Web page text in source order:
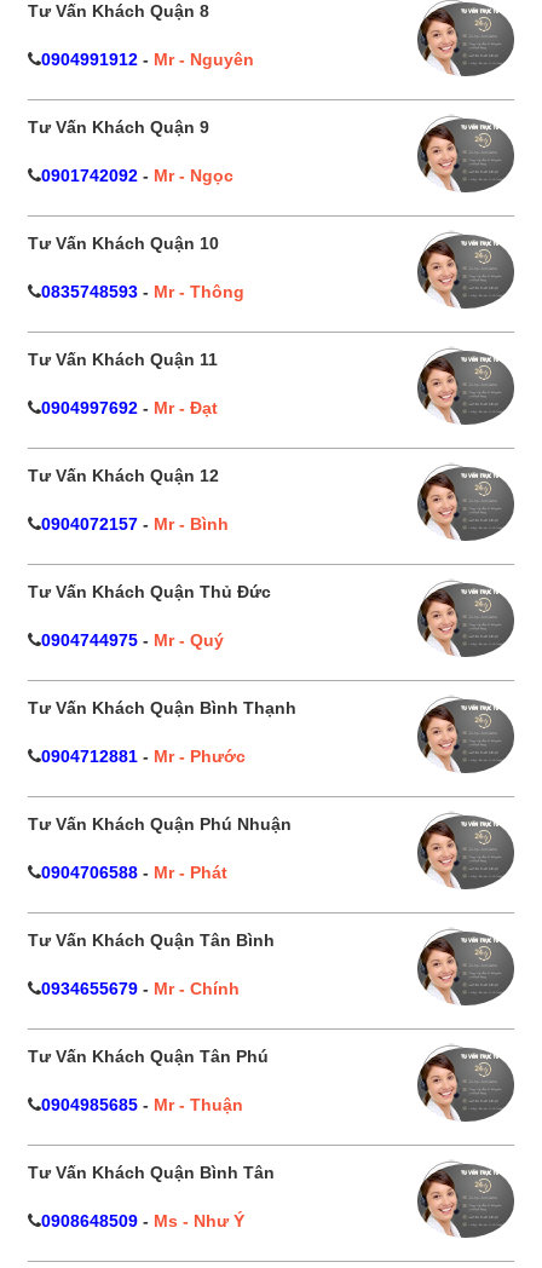
Tư Vấn Khách Quận 8
0904991912 - Mr - Nguyên
Tư Vấn Khách Quận 9
0901742092 - Mr - Ngọc
Tư Vấn Khách Quận 10
0835748593 - Mr - Thông
Tư Vấn Khách Quận 11
0904997692 - Mr - Đạt
Tư Vấn Khách Quận 12
0904072157 - Mr - Bình
Tư Vấn Khách Quận Thủ Đức
0904744975 - Mr - Quý
Tư Vấn Khách Quận Bình Thạnh
0904712881 - Mr - Phước
Tư Vấn Khách Quận Phú Nhuận
0904706588 - Mr - Phát
Tư Vấn Khách Quận Tân Bình
0934655679 - Mr - Chính
Tư Vấn Khách Quận Tân Phú
0904985685 - Mr - Thuận
Tư Vấn Khách Quận Bình Tân
0908648509 - Ms - Như Ý